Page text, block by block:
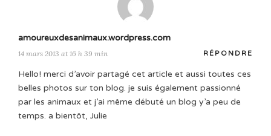
amoureuxdesanimaux.wordpress.com
14 mars 2013 at 16 h 39 min RÉPONDRE
Hello! merci d’avoir partagé cet article et aussi toutes ces
belles photos sur ton blog. je suis également passionné
par les animaux et j’ai même débuté un blog y’a peu de
temps. a bientôt, Julie